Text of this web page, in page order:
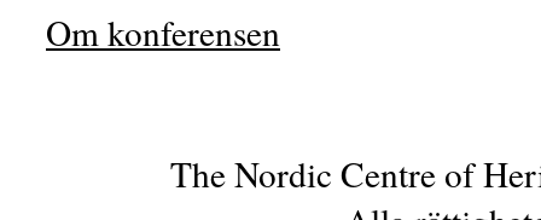
Om konferensen
The Nordic Centre of